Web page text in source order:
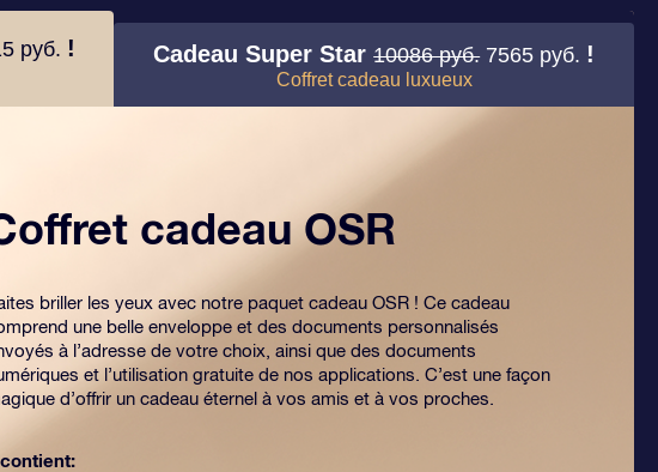
руб. ! Cadeau Super Star10086 руб. 7565 руб. !
Coffret cadeau luxueux
cadeau OSR
briller les yeux avec notre paquet cadeau OSR ! Ce cadeau
une belle enveloppe et des documents personnalisés
à l’adresse de votre choix, ainsi que des documents
et l’utilisation gratuite de nos applications. C’est une façon
d’offrir un cadeau éternel à vos amis et à vos proches.